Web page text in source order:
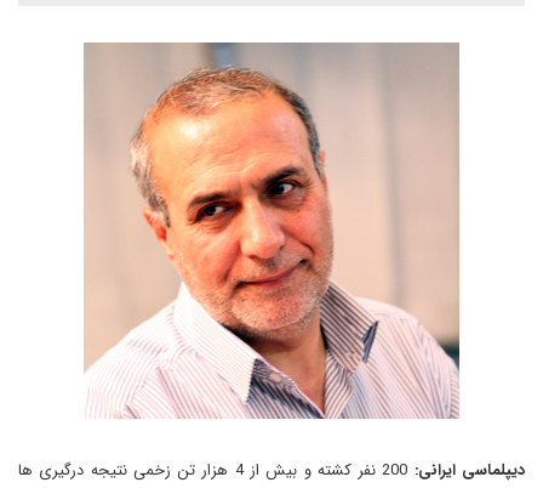
دیپلماسی ایرانی:
200 نفر کشته و بیش از 4 هزار تن زخمی نتیجه درگیری ها